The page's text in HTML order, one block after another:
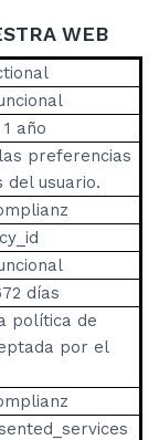
WEB
1 año
preferencias
del usuario.
días
política de
por el